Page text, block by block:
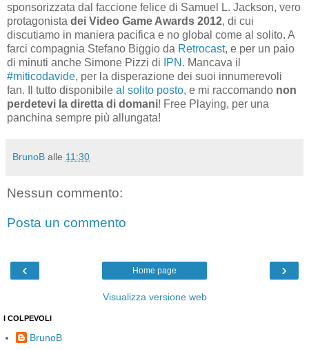
sponsorizzata dal faccione felice di Samuel L. Jackson, vero
protagonista dei Video Game Awards 2012, di cui
discutiamo in maniera pacifica e no global come al solito. A
farci compagnia Stefano Biggio da Retrocast, e per un paio
di minuti anche Simone Pizzi di
IPN . Mancava il
#miticodavide, per la disperazione dei suoi innumerevoli
fan. Il tutto disponibile al solito posto, e mi raccomando non
perdetevi la diretta di domani! Free Playing, per una
panchina sempre più allungata!
BrunoB alle 11:30
Nessun commento:
Posta un commento
‹ ›
Home page
Visualizza versione web
I COLPEVOLI
BrunoB